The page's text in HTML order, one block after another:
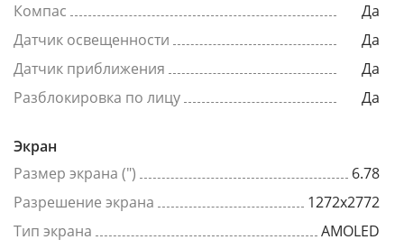
Компас
Да
Датчик освещенности
Да
Датчик приближения
Да
Разблокировка по лицу
Да
Экран
Размер экрана (")
6.78
Разрешение экрана
1272x2772
Тип экрана
AMOLED